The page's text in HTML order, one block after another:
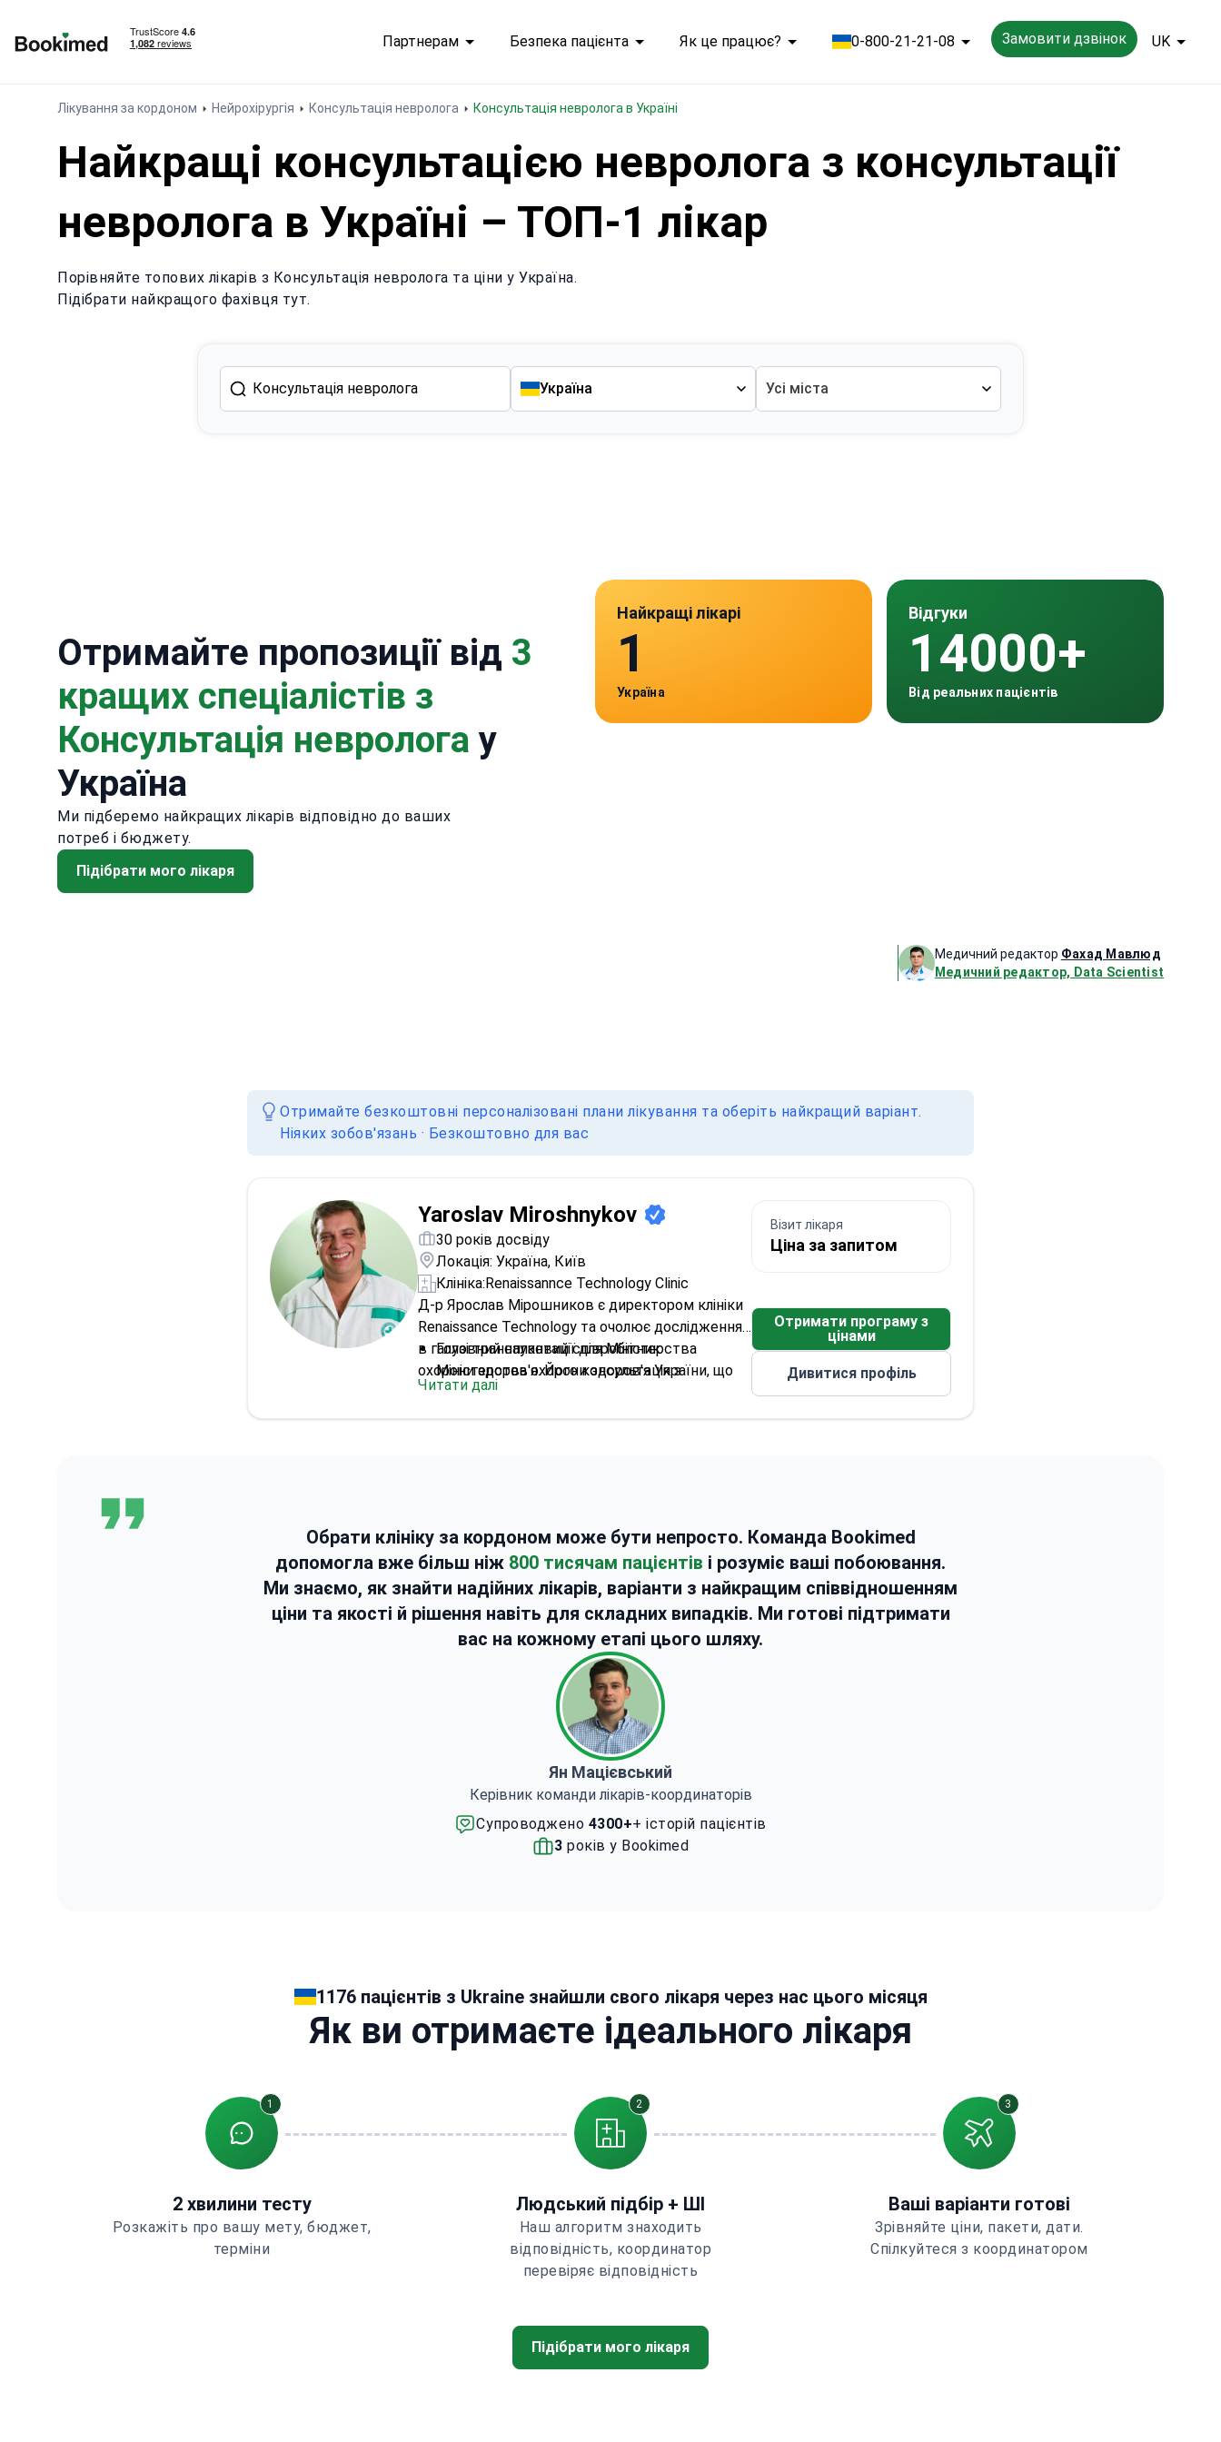
Партнерам Безпека пацієнта Як це працює? 0-800-21-21-08 Замовити дзвінок UK
Лікування за кордоном Нейрохірургія Консультація невролога Консультація невролога в Україні
Найкращі консультацією невролога з консультації
невролога в Україні – ТОП-1 лікар
Порівняйте топових лікарів з Консультація невролога та ціни у Україна.
Підібрати найкращого фахівця тут.
Україна Усі міста
Отримайте пропозиції від 3
кращих спеціалістів з
Консультація невролога у
Україна
Ми підберемо найкращих лікарів відповідно до ваших
потреб і бюджету.
Підібрати мого лікаря
Медичний редактор Фахад Мавлюд
Медичний редактор, Data Scientist
Найкращі лікарі
1
Україна
Відгуки
14000+
Від реальних пацієнтів
Отримайте безкоштовні персоналізовані плани лікування та оберіть найкращий варіант.
Ніяких зобов'язань · Безкоштовно для вас
Yaroslav Miroshnykov
30 років досвіду
Локація: Україна, Київ
Клініка:Renaissannce Technology Clinic
Д-р Ярослав Мірошников є директором клініки
Renaissance Technology та очолює дослідження
в галузі трансплантації для Міністерства
охорони здоров'я. Його консультація з
неврологом включає спеціалізовані клітинні
Головний науковий співробітник
Міністерства охорони здоров'я України, що
спеціалізується на трансплантації клітин
медицини
Отримав нагороду від мера Києва за
клінічний внесок
Читати далі
Візит лікаря
Ціна за запитом
Отримати програму з
цінами
Дивитися профіль
Обрати клініку за кордоном може бути непросто. Команда Bookimed
допомогла вже більш ніж 800 тисячам пацієнтів і розуміє ваші побоювання.
Ми знаємо, як знайти надійних лікарів, варіанти з найкращим співвідношенням
ціни та якості й рішення навіть для складних випадків. Ми готові підтримати
вас на кожному етапі цього шляху.
Ян Мацієвський
Керівник команди лікарів-координаторів
Супроводжено 4300++ історій пацієнтів
3 років у Bookimed
1176 пацієнтів з Ukraine знайшли свого лікаря через нас цього місяця
Як ви отримаєте ідеального лікаря
1
2 хвилини тесту
Розкажіть про вашу мету, бюджет,
терміни
2
Людський підбір + ШІ
Наш алгоритм знаходить
відповідність, координатор
перевіряє відповідність
3
Ваші варіанти готові
Зрівняйте ціни, пакети, дати.
Спілкуйтеся з координатором
Підібрати мого лікаря